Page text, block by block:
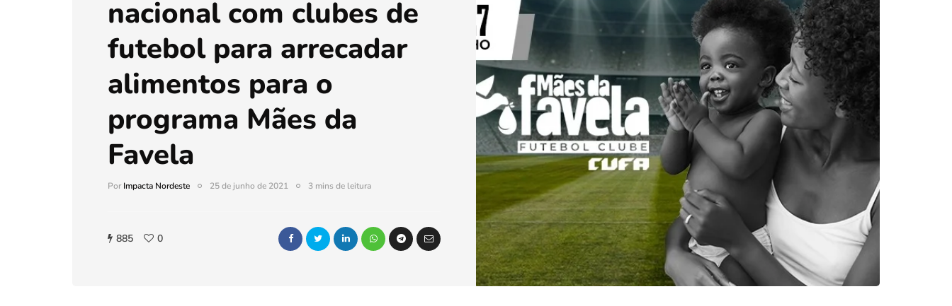
nacional com clubes de
futebol para arrecadar
alimentos para o
programa Mães da
Favela
PorImpacta Nordeste 25 de junho de 2021 3 mins de leitura
885 0